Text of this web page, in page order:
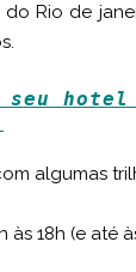
Rio de
seu
algumas
18h (e até